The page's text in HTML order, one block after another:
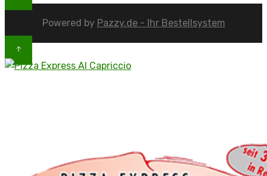
Powered by Pazzy.de - Ihr Bestellsystem